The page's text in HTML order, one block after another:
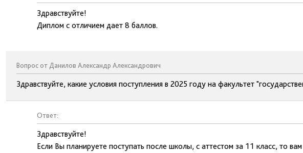
Здравствуйте!
Диплом с отличием дает 8 баллов.
Вопрос от Данилов Александр Александрович
Здравствуйте, какие условия поступления в 2025 году на факультет
Ответ:
Здравствуйте!
Если Вы планируете поступать после школы, с аттестом за 11 класс, то